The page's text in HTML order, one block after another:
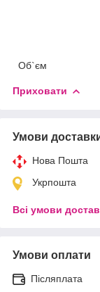
Об`єм
Приховати
Умови
Нова Пошта
Укрпошта
Всі умови
Умови оплати
Післяплата